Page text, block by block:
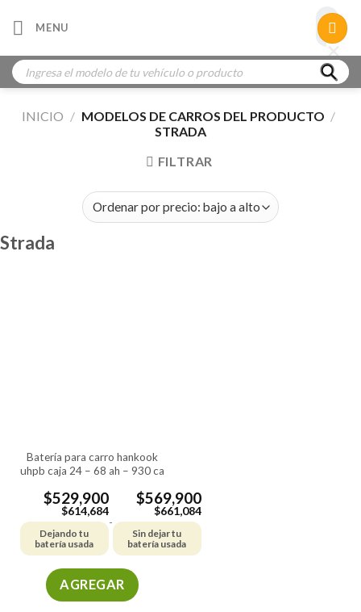
MENU
Búsqueda
de
productos
INICIO / MODELOS DE CARROS DEL PRODUCTO /
STRADA
FILTRAR
Strada
batería para carro hankook
uhpb caja 24 – 68 ah – 930 ca
$529,900
$614,684
Dejando tu
batería usada
-
$569,900
$661,084
Sin dejar tu
batería usada
AGREGAR
×
×
×